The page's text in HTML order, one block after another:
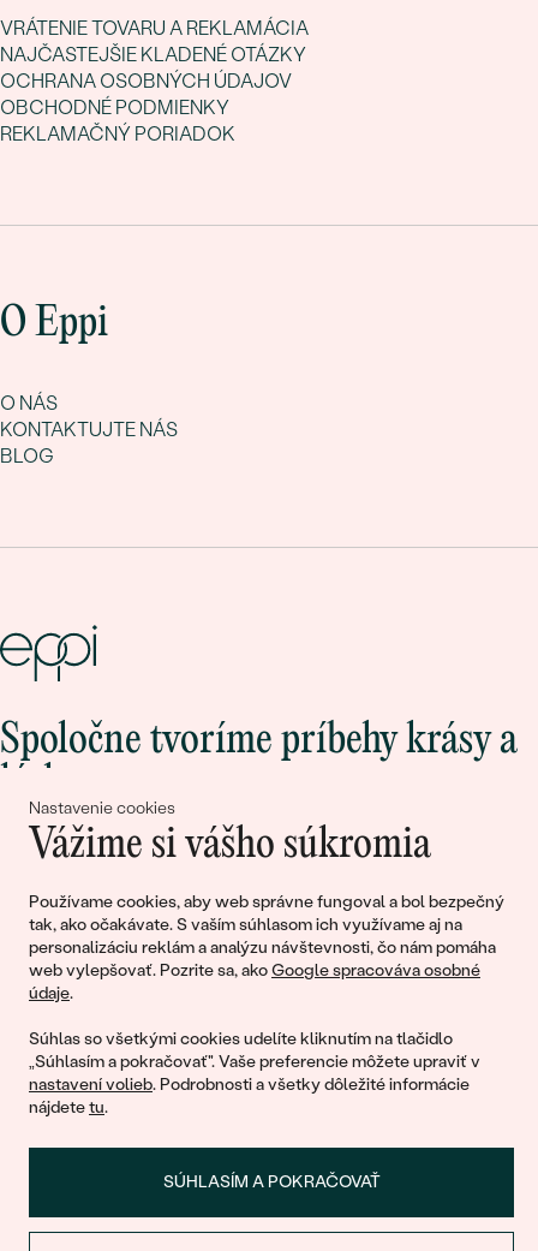
Nastavenie cookies
Vážime si vášho súkromia
Používame cookies, aby web správne fungoval a bol bezpečný
tak, ako očakávate. S vaším súhlasom ich využívame aj na
personalizáciu reklám a analýzu návštevnosti, čo nám pomáha
web vylepšovať. Pozrite sa, akoGoogle spracováva osobné
údaje.
Súhlas so všetkými cookies udelíte kliknutím na tlačidlo
„Súhlasím a pokračovať". Vaše preferencie môžete upraviť v
nastavení volieb. Podrobnosti a všetky dôležité informácie
nájdetetu.
SÚHLASÍM A POKRAČOVAŤ
VRÁTENIE TOVARU A REKLAMÁCIA
NAJČASTEJŠIE KLADENÉ OTÁZKY
OCHRANA OSOBNÝCH ÚDAJOV
OBCHODNÉ PODMIENKY
REKLAMAČNÝ PORIADOK
O Eppi
O NÁS
KONTAKTUJTE NÁS
BLOG
Spoločne tvoríme príbehy krásy a
Pripojte sa k nám!
© 2011 - 2026, Eppi.sk